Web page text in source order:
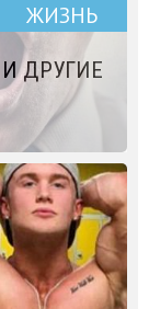
ЖИЗНЬ
ДРУГИЕ